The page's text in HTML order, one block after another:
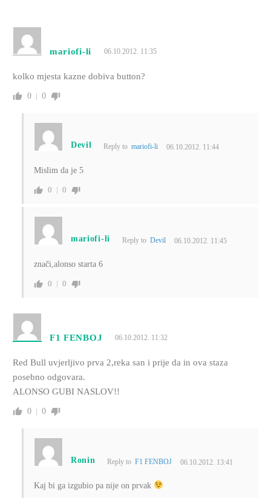
mariofi-li 06.10.2012. 11:35
kolko mjesta kazne dobiva button?
0 0
Devil Reply tomariofi-li 06.10.2012. 11:44
Mislim da je 5
0 0
mariofi-li Reply to Devil 06.10.2012. 11:45
znači,alonso starta 6
0 0
F1 FENBOJ 06.10.2012. 11:32
Red Bull uvjerljivo prva 2,reka san i prije da in ova staza
posebno odgovara.
ALONSO GUBI NASLOV!!
0 0
Ronin Reply toF1 FENBOJ 06.10.2012. 13:41
Kaj bi ga izgubio pa nije on prvak